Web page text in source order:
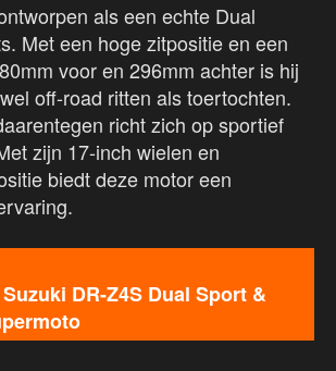
als een echte Dual
Met een hoge zitpositie en een
voor en 296mm achter is hij
off-road ritten als toertochten.
richt zich op sportief
zijn 17-inch wielen en
biedt deze motor een
DR-Z4S Dual Sport &